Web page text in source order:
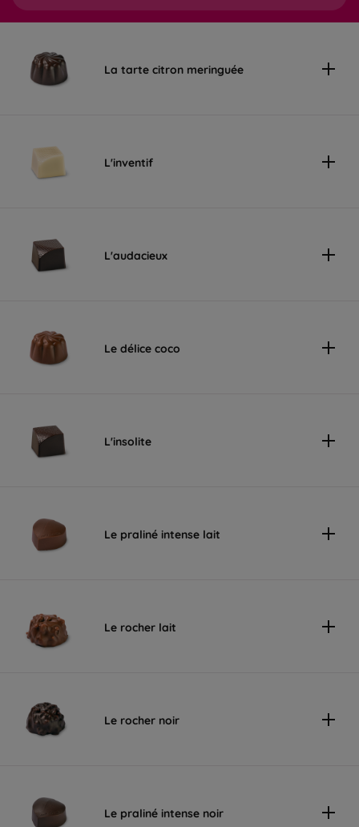
La tarte citron meringuée
L'inventif
L'audacieux
Le délice coco
L'insolite
Le praliné intense lait
Le rocher lait
Le rocher noir
Le praliné intense noir